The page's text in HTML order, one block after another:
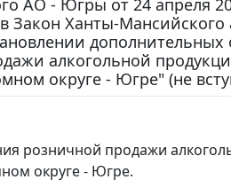
Закон Ханты-Мансийского
дополнительных
алкогольной
округе - Югре" (не
розничной продажи
округе - Югре.